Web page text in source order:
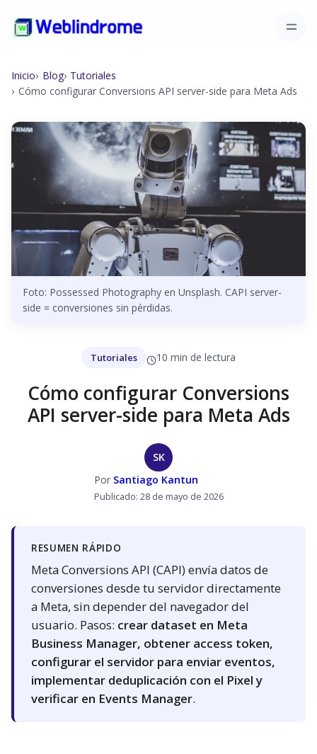
Inicio Blog Tutoriales
Cómo configurar Conversions API server-side para Meta Ads
Foto: Possessed Photography en Unsplash. CAPI server-
side = conversiones sin pérdidas.
Tutoriales 10 min de lectura
Cómo configurar Conversions
API server-side para Meta Ads
SK
Por Santiago Kantun
Publicado: 28 de mayo de 2026
RESUMEN RÁPIDO
Meta Conversions API (CAPI) envía datos de
conversiones desde tu servidor directamente
a Meta, sin depender del navegador del
usuario. Pasos: crear dataset en Meta
Business Manager, obtener access token,
configurar el servidor para enviar eventos,
implementar deduplicación con el Pixel y
verificar en Events Manager.